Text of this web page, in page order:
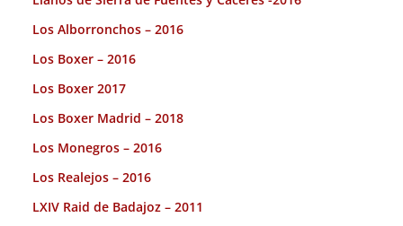
Los Alborronchos – 2016
Los Boxer – 2016
Los Boxer 2017
Los Boxer Madrid – 2018
Los Monegros – 2016
Los Realejos – 2016
LXIV Raid de Badajoz – 2011